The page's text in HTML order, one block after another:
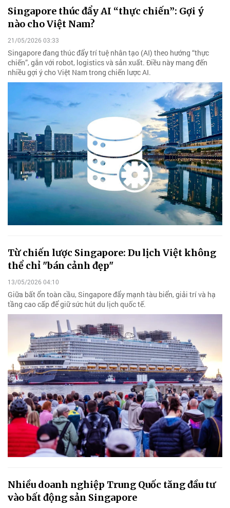
Singapore thúc đẩy AI “thực chiến”: Gợi ý
nào cho Việt Nam?
21/05/2026 03:33
Singapore đang thúc đẩy trí tuệ nhân tạo (AI) theo hướng “thực
chiến”, gắn với robot, logistics và sản xuất. Điều này mang đến
nhiều gợi ý cho Việt Nam trong chiến lược AI.
Từ chiến lược Singapore: Du lịch Việt không
thể chỉ "bán cảnh đẹp"
13/05/2026 04:10
Giữa bất ổn toàn cầu, Singapore đẩy mạnh tàu biển, giải trí và hạ
tầng cao cấp để giữ sức hút du lịch quốc tế.
Nhiều doanh nghiệp Trung Quốc tăng đầu tư
vào bất động sản Singapore